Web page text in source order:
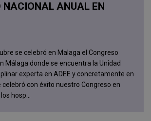
NACIONAL ANUAL EN
se celebró en Malaga el Congreso
Málaga donde se encuentra la Unidad
experta en ADEE y concretamente en
celebró con éxito nuestro Congreso en
hosp...